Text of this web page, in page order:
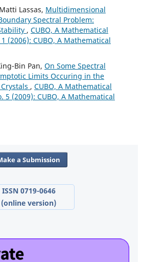
Lassas, Multidimensional
Spectral Problem:
, CUBO, A Mathematical
(2006): CUBO, A Mathematical
Bin Pan, On Some Spectral
Limits Occuring in the
, CUBO, A Mathematical
5 (2009): CUBO, A Mathematical
a Submission
ISSN 0719-0646
(online version)